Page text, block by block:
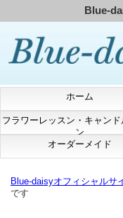
Blue-
ホーム
フラワーレッスン・キャンド
ン
オーダーメイド
Blue-daisyオフィシャルサ
です